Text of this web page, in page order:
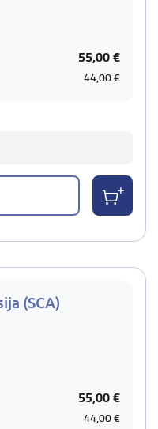
55,00 €
44,00 €
(SCA)
55,00 €
44,00 €